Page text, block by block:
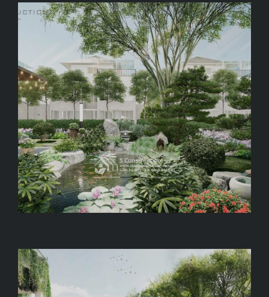
GARDEN OF SERENITY
Eopark, Hưng Yên, 78 m2